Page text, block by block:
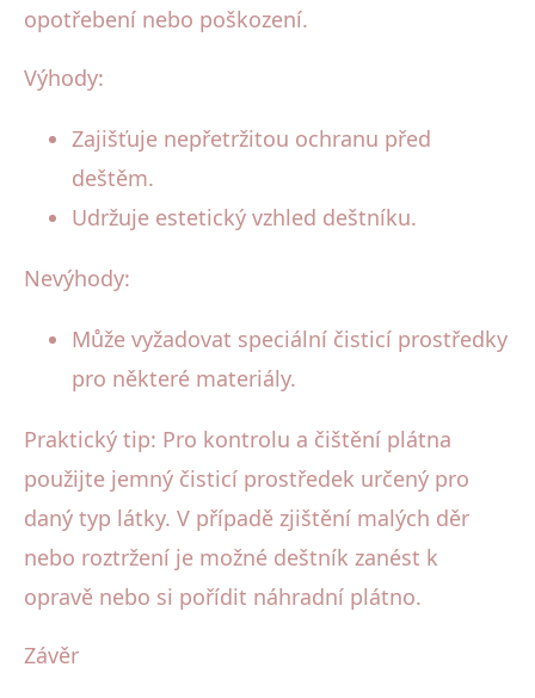
opotřebení nebo poškození.
Výhody:
Zajišťuje nepřetržitou ochranu před
deštěm.
Udržuje estetický vzhled deštníku.
Nevýhody:
Může vyžadovat speciální čisticí prostředky
pro některé materiály.
Praktický tip: Pro kontrolu a čištění plátna
použijte jemný čisticí prostředek určený pro
daný typ látky. V případě zjištění malých děr
nebo roztržení je možné deštník zanést k
opravě nebo si pořídit náhradní plátno.
Závěr